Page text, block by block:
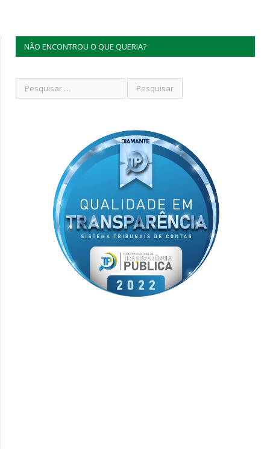
NÃO ENCONTROU O QUE QUERIA?